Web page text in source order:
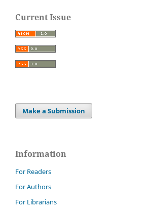
Current Issue
Make a Submission
Information
For Readers
For Authors
For Librarians